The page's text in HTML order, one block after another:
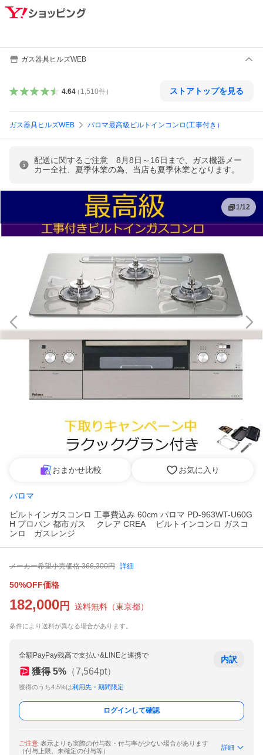
ガス器具ヒルズWEB
4.64（ 1,510件） ストアトップを見る
ガス器具ヒルズWEB パロマ最高級ビルトインコンロ(工事付き）
配送に関するご注意 8月8日～16日まで、ガス機器メー
カー全社、夏季休業の為、当店も夏季休業となります。
1/12
おまかせ比較 お気に入り
パロマ
ビルトインガスコンロ 工事費込み 60cm パロマ PD-963WT-U60G
H プロパン 都市ガス クレア CREA ビルトインコンロ ガスコ
ンロ ガスレンジ
メーカー希望小売価格 366,300円 詳細
50%OFF価格
182,000 円 送料無料 （東京都）
条件により送料が異なる場合があります。
全額PayPay残高で支払い&LINEと連携で
獲得 5% （7,564pt）
獲得のうち4.5%は利用先・期間限定
内訳
ログインして確認
ご注意 表示よりも実際の付与数・付与率が少ない場合があります
（付与上限、未確定の付与等）
詳細